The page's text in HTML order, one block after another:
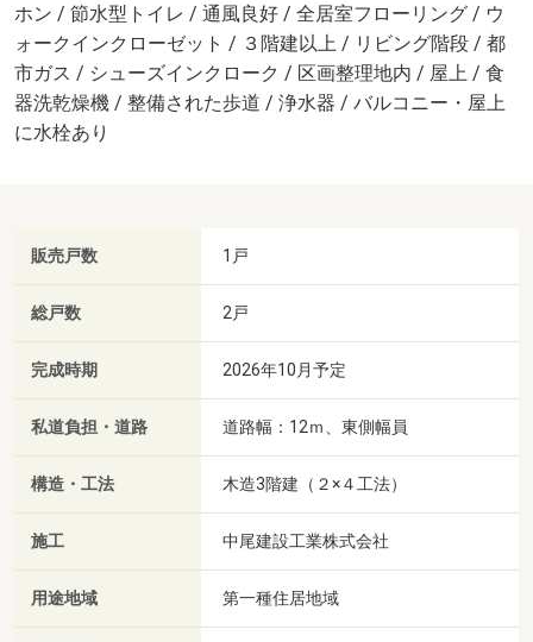
ホン / 節水型トイレ / 通風良好 / 全居室フローリング / ウ
ォークインクローゼット / ３階建以上 / リビング階段 / 都
市ガス / シューズインクローク / 区画整理地内 / 屋上 / 食
器洗乾燥機 / 整備された歩道 / 浄水器 / バルコニー・屋上
に水栓あり
販売戸数 1戸
総戸数 2戸
完成時期 2026年10月予定
私道負担・道路 道路幅：12ｍ、東側幅員
構造・工法 木造3階建（２×４工法）
施工 中尾建設工業株式会社
用途地域 第一種住居地域